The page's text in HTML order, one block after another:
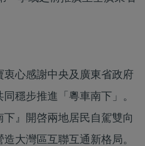
心感謝中央及廣東省政府
穩步推進「粵車南下」。
』開啓兩地居民自駕雙向
大灣區互聯互通新格局。